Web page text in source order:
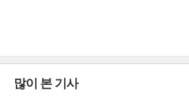
많이 본 기사